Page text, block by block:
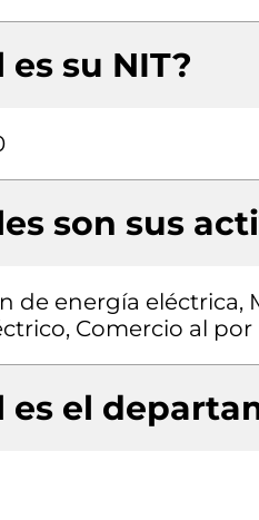
es su NIT?
son sus
de energía
Comercio al
es el